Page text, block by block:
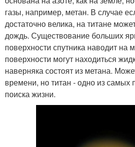
газы, например, метан. В случае
достаточно велика, на титане
дождь. Существование больших
поверхности спутника наводит на
поверхности могут находиться
наверняка состоят из метана.
времени, но титан - одно из самых
поиска жизни.